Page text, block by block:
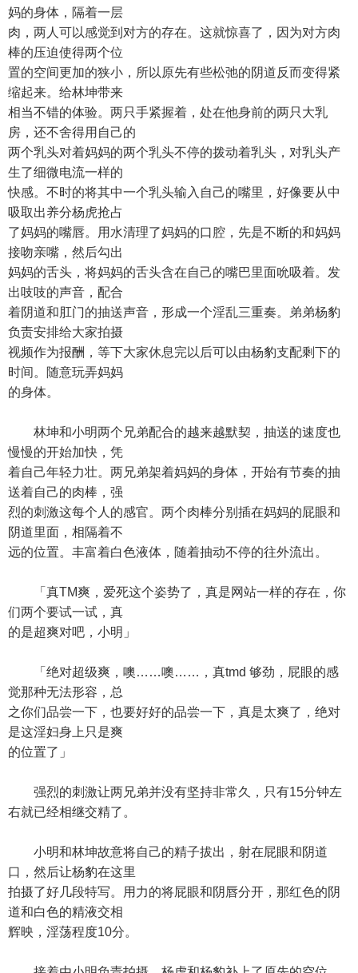
妈的身体，隔着一层
肉，两人可以感觉到对方的存在。这就惊喜了，因为对方肉
棒的压迫使得两个位
置的空间更加的狭小，所以原先有些松弛的阴道反而变得紧
缩起来。给林坤带来
相当不错的体验。两只手紧握着，处在他身前的两只大乳
房，还不舍得用自己的
两个乳头对着妈妈的两个乳头不停的拨动着乳头，对乳头产
生了细微电流一样的
快感。不时的将其中一个乳头输入自己的嘴里，好像要从中
吸取出养分杨虎抢占
了妈妈的嘴唇。用水清理了妈妈的口腔，先是不断的和妈妈
接吻亲嘴，然后勾出
妈妈的舌头，将妈妈的舌头含在自己的嘴巴里面吮吸着。发
出吱吱的声音，配合
着阴道和肛门的抽送声音，形成一个淫乱三重奏。弟弟杨豹
负责安排给大家拍摄
视频作为报酬，等下大家休息完以后可以由杨豹支配剩下的
时间。随意玩弄妈妈
的身体。
林坤和小明两个兄弟配合的越来越默契，抽送的速度也
慢慢的开始加快，凭
着自己年轻力壮。两兄弟架着妈妈的身体，开始有节奏的抽
送着自己的肉棒，强
烈的刺激这每个人的感官。两个肉棒分别插在妈妈的屁眼和
阴道里面，相隔着不
远的位置。丰富着白色液体，随着抽动不停的往外流出。
「真TM爽，爱死这个姿势了，真是网站一样的存在，你
们两个要试一试，真
的是超爽对吧，小明」
「绝对超级爽，噢……噢……，真tmd 够劲，屁眼的感
觉那种无法形容，总
之你们品尝一下，也要好好的品尝一下，真是太爽了，绝对
是这淫妇身上只是爽
的位置了」
强烈的刺激让两兄弟并没有坚持非常久，只有15分钟左
右就已经相继交精了。
小明和林坤故意将自己的精子拔出，射在屁眼和阴道
口，然后让杨豹在这里
拍摄了好几段特写。用力的将屁眼和阴唇分开，那红色的阴
道和白色的精液交相
辉映，淫荡程度10分。